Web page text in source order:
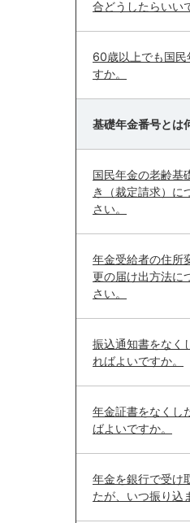
合どうしたらいい
60歳以上でも国民
すか。
基礎年金番号とは
国民年金の老齢基
き（裁定請求）に
さい。
年金受給者の住所
更の届け出方法に
さい。
振込通知書をなく
ればよいですか。
年金証書をなくし
ばよいですか。
年金を銀行で受け
たが、いつ振り込